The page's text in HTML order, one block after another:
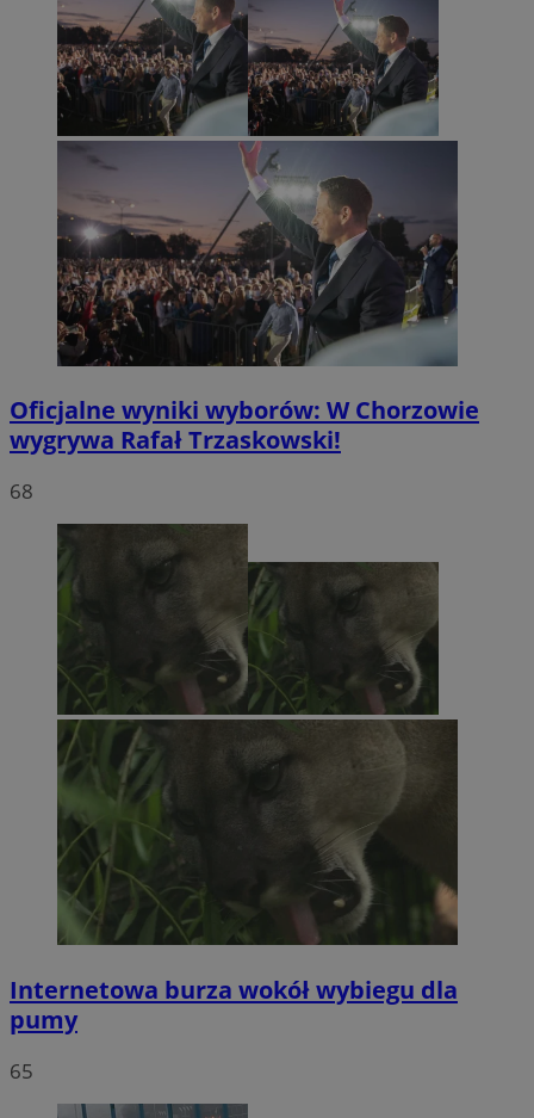
Oficjalne wyniki wyborów: W Chorzowie
wygrywa Rafał Trzaskowski!
68
Internetowa burza wokół wybiegu dla
pumy
65